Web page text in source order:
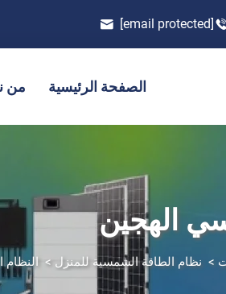
[email protected]
الصفحة الرئيسية من
الهجين
> نظام الطاقة الشمسية للمنزل >